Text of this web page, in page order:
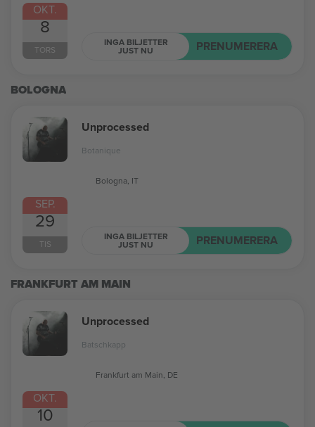
OKT.
8
TORS
INGA BILJETTER
JUST NU PRENUMERERA
BOLOGNA
SEP.
29
TIS
Unprocessed
Botanique
Bologna, IT
INGA BILJETTER
JUST NU PRENUMERERA
FRANKFURT AM MAIN
OKT.
10
Unprocessed
Batschkapp
Frankfurt am Main, DE